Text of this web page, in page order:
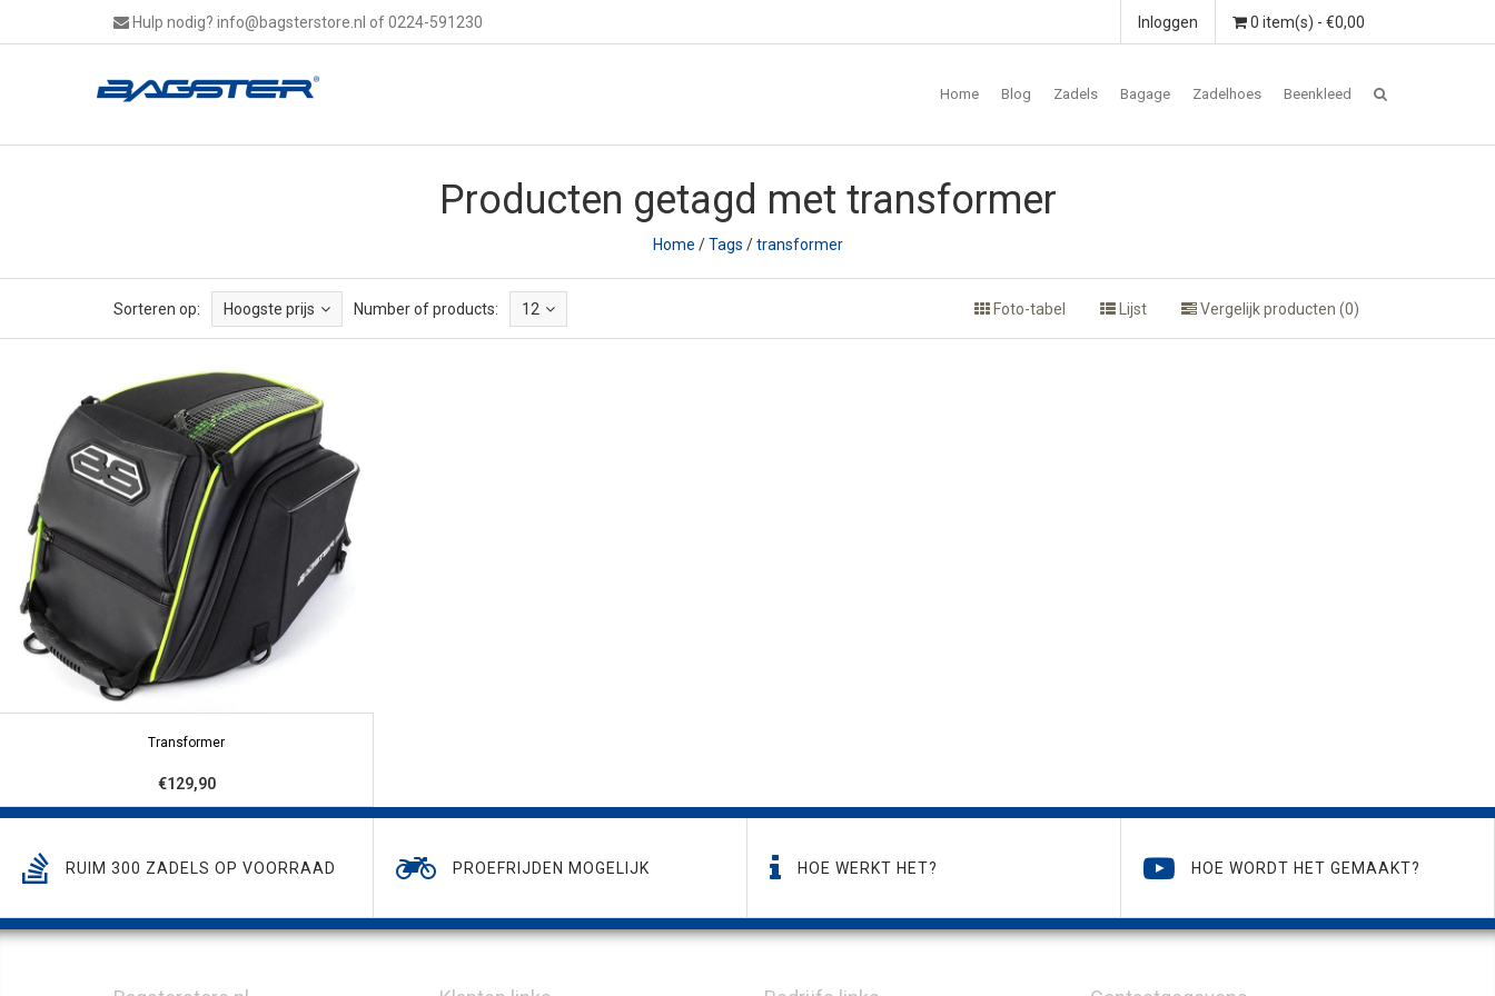
Hulp nodig? info@bagsterstore.nl of 0224-591230 0 item(s) - €0,00
Inloggen
Home Blog Zadels Bagage Zadelhoes Beenkleed
Producten getagd met transformer
Home /Tags /transformer
Sorteren op: Hoogste prijs Number of products: 12 Foto-tabel Lijst Vergelijk producten (0)
Transformer
€129,90
RUIM 300 ZADELS OP VOORRAAD PROEFRIJDEN MOGELIJK HOE WERKT HET? HOE WORDT HET GEMAAKT?